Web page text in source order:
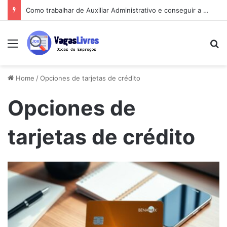
Como trabalhar de Auxiliar Administrativo e conseguir a primeira vaga rápido
Menu
Home /Opciones de tarjetas de crédito
Opciones de
tarjetas de crédito